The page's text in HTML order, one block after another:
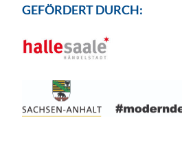
GEFÖRDERT DURCH: